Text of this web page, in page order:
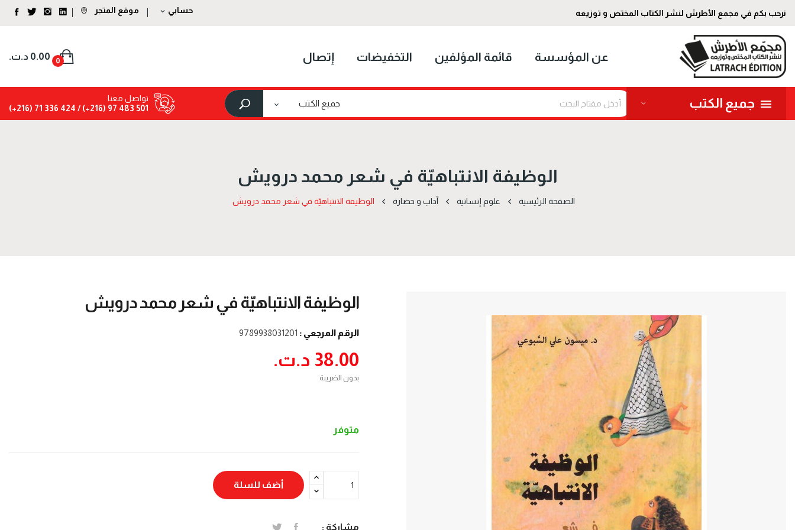
حسابي expand_more موقع المتجر نرحب بكم في مجمع الأطرش لنشر الكتاب المختص و توزيعه
عن المؤسسة قائمة المؤلفين التخفيضات إتصال 0 0.00 د.ت.‏
جميع الكتب
تواصل معنا
501 483 97 (216+) /
424 336 71 (216+)
الوظيفة الانتباهيّة في شعر محمد درويش
الصفحة الرئيسية علوم إنسانية آداب و حضارة الوظيفة الانتباهيّة في شعر محمد درويش
الوظيفة الانتباهيّة في شعر محمد درويش
الرقم المرجعي : 9789938031201
38.00 د.ت.‏
بدون الضريبة
متوفر
أضف للسلة
مشاركة :